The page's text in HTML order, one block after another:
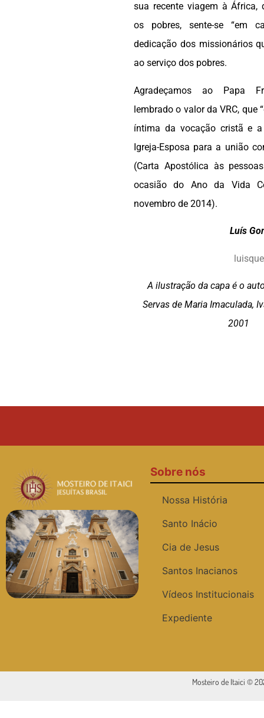
sua recente viagem à África,
os pobres, sente-se “em
dedicação dos missionários
ao serviço dos pobres.
Agradeçamos ao Papa
lembrado o valor da VRC, que
íntima da vocação cristã e
Igreja-Esposa para a união
(Carta Apostólica às
ocasião do Ano da Vida
novembro de 2014).
Luís
A ilustração da capa é o
Servas de Maria Imaculada,
2001
Sobre nós
Nossa História
Santo Inácio
Cia de Jesus
Santos Inacianos
Vídeos Institucionais
Expediente
Mosteiro de Itaici ©